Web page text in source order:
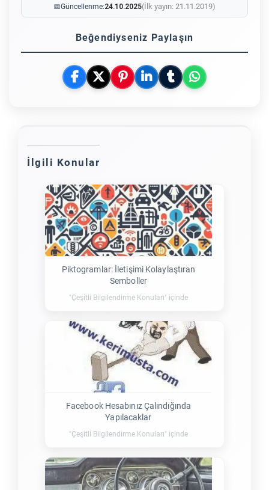
📅Güncellenme:24.10.2025(İlk yayın: 21.11.2019)
Beğendiyseniz Paylaşın
İlgili Konular
Piktogramlar: İletişimi Kolaylaştıran
Semboller
"Çeşitli Bilgilendirme Konuları" içinde
Facebook Hesabınız Çalındığında
Yapılacaklar
"Çeşitli Bilgilendirme Konuları" içinde